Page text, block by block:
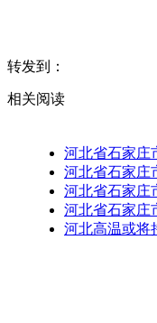
转发到：
相关阅读
河北省石家庄
河北省石家庄
河北省石家庄
河北省石家庄
河北高温或将